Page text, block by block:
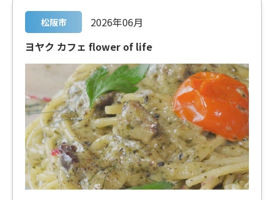
松阪市
2026年06月
ヨヤク カフェ flower of life